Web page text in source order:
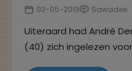
03-05-2013 Sawadee
Uiteraard had André
(40) zich ingelezen